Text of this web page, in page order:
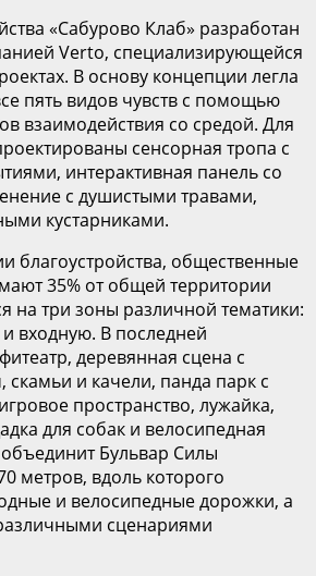
«Сабурово Клаб» разработан
Verto, специализирующейся
В основу концепции легла
пять видов чувств с помощью
взаимодействия со средой. Для
сенсорная тропа с
интерактивная панель со
с душистыми травами,
кустарниками.
благоустройства, общественные
35% от общей территории
на три зоны различной тематики:
входную. В последней
деревянная сцена с
и качели, панда парк с
пространство, лужайка,
для собак и велосипедная
Бульвар Силы
метров, вдоль которого
и велосипедные дорожки, а
сценариями